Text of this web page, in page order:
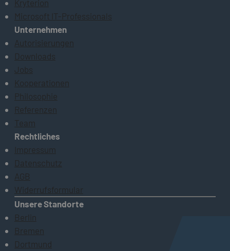
Kryterion
Microsoft IT-Professionals
Unternehmen
Autorisierungen
Downloads
Jobs
Kooperationen
Philosophie
Referenzen
Team
Rechtliches
Impressum
Datenschutz
AGB
Widerrufsformular
Unsere Standorte
Berlin
Bremen
Dortmund